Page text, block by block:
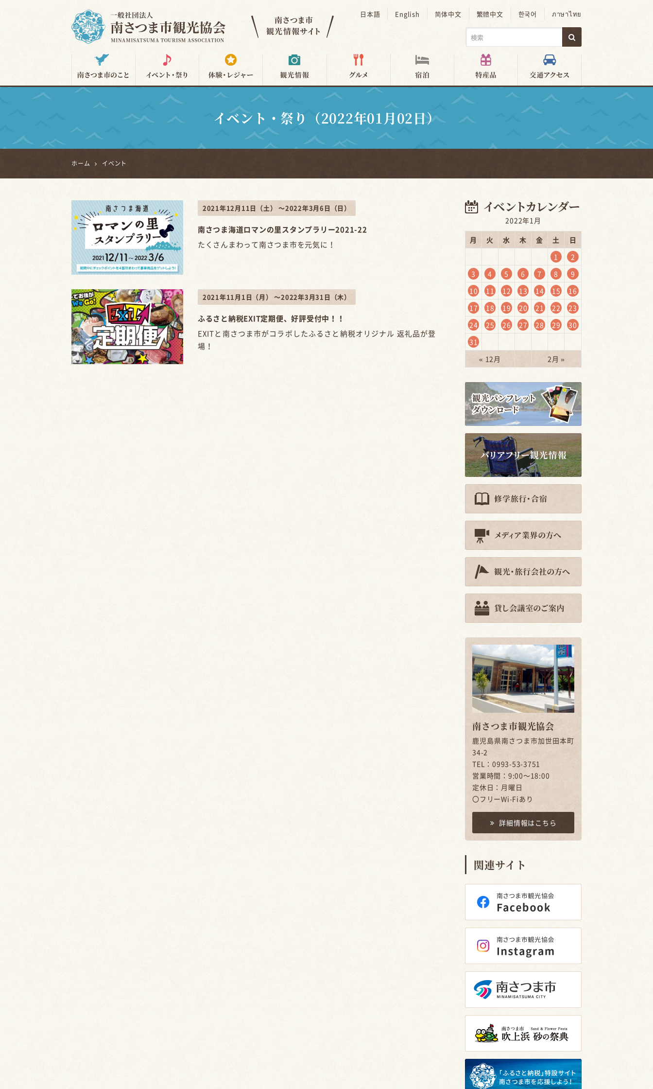
日本語 English 简体中文 繁體中文 한국어 ภาษาไทย
イベント・祭り（2022年01月02日）
ホーム イベント
2021年12月11日（土） ～2022年3月6日（日）
南さつま海道ロマンの里スタンプラリー2021-22
たくさんまわって南さつま市を元気に！
2021年11月1日（月） ～2022年3月31日（木）
ふるさと納税EXIT定期便、好評受付中！！
EXITと南さつま市がコラボしたふるさと納税オリジナル 返礼品が登
場！
2022年1月
月
火 水 木 金 土
日
1
2
3
4 5 6 7 8
9
10
11 12 13 14 15
16
17
18 19 20 21 22
23
24
25 26 27 28 29
30
31
« 12月
2月 »
南さつま市観光協会
鹿児島県南さつま市加世田本町
34-2
TEL：0993-53-3751
営業時間：9:00～18:00
定休日：月曜日
〇フリーWi-Fiあり
詳細情報はこちら
関連サイト